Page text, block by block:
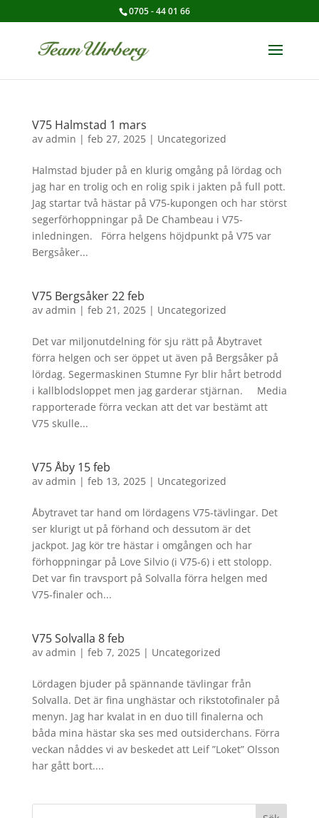
0705 - 44 01 66
V75 Halmstad 1 mars
av admin | feb 27, 2025| Uncategorized
Halmstad bjuder på en klurig omgång på lördag och
jag har en trolig och en rolig spik i jakten på full pott.
Jag startar två hästar på V75-kupongen och har störst
segerförhoppningar på De Chambeau i V75-
inledningen. Förra helgens höjdpunkt på V75 var
Bergsåker...
V75 Bergsåker 22 feb
av admin | feb 21, 2025| Uncategorized
Det var miljonutdelning för sju rätt på Åbytravet
förra helgen och ser öppet ut även på Bergsåker på
lördag. Segermaskinen Stumne Fyr blir hårt betrodd
i kallblodsloppet men jag garderar stjärnan. Media
rapporterade förra veckan att det var bestämt att
V75 skulle...
V75 Åby 15 feb
av admin | feb 13, 2025| Uncategorized
Åbytravet tar hand om lördagens V75-tävlingar. Det
ser klurigt ut på förhand och dessutom är det
jackpot. Jag kör tre hästar i omgången och har
förhoppningar på Love Silvio (i V75-6) i ett stolopp.
Det var fin travsport på Solvalla förra helgen med
V75-finaler och...
V75 Solvalla 8 feb
av admin | feb 7, 2025| Uncategorized
Lördagen bjuder på spännande tävlingar från
Solvalla. Det är fina unghästar och rikstotofinaler på
menyn. Jag har kvalat in en duo till finalerna och
båda mina hästar ska ses med outsiderchans. Förra
veckan nåddes vi av beskedet att Leif ”Loket” Olsson
har gått bort....